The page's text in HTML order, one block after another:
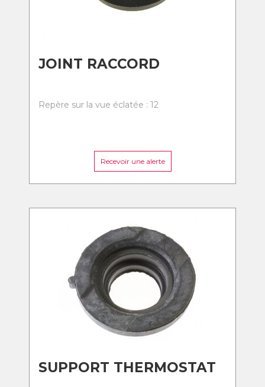
JOINT RACCORD
Repère sur la vue éclatée : 12
Recevoir une alerte
SUPPORT THERMOSTAT